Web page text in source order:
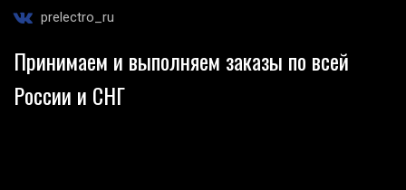
prelectro_ru
Принимаем и выполняем заказы по всей
России и СНГ